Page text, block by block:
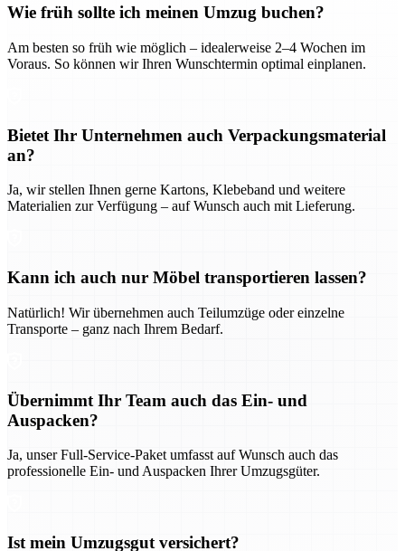
Wie früh sollte ich meinen Umzug buchen?
Am besten so früh wie möglich – idealerweise 2–4 Wochen im
Voraus. So können wir Ihren Wunschtermin optimal einplanen.
Bietet Ihr Unternehmen auch Verpackungsmaterial
an?
Ja, wir stellen Ihnen gerne Kartons, Klebeband und weitere
Materialien zur Verfügung – auf Wunsch auch mit Lieferung.
Kann ich auch nur Möbel transportieren lassen?
Natürlich! Wir übernehmen auch Teilumzüge oder einzelne
Transporte – ganz nach Ihrem Bedarf.
Übernimmt Ihr Team auch das Ein- und
Auspacken?
Ja, unser Full-Service-Paket umfasst auf Wunsch auch das
professionelle Ein- und Auspacken Ihrer Umzugsgüter.
Ist mein Umzugsgut versichert?